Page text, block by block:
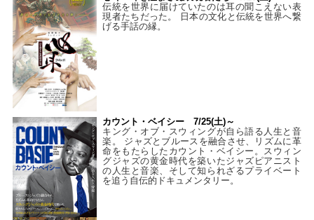
伝統を世界に届けていたのは耳の聞こえない表
現者たちだった。 日本の文化と伝統を世界へ繋
げる手話の縁。
カウント・ベイシー 7/25(土)～
キング・オブ・スウィングが自ら語る人生と音
楽。 ジャズとブルースを融合させ、リズムに革
命をもたらしたカウント・ベイシー。スウィン
グジャズの黄金時代を築いたジャズピアニスト
の人生と音楽、そして知られざるプライベート
を追う自伝的ドキュメンタリー。